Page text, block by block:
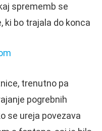
sprememb se
ki bo trajala do konca
trenutno pa
pogrebnih
se ureja povezava